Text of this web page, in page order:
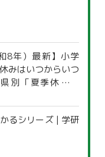
8年）最新】小学
みはいつからいつ
別「夏季休暇一
るシリーズ | 学研